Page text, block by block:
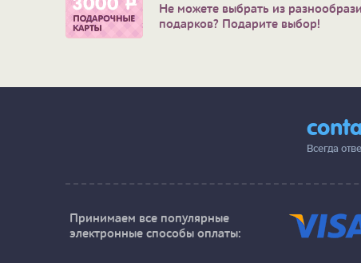
Не можете выбрать из
подарков? Подарите выбор!
Всегда
Принимаем все популярные
электронные способы оплаты: